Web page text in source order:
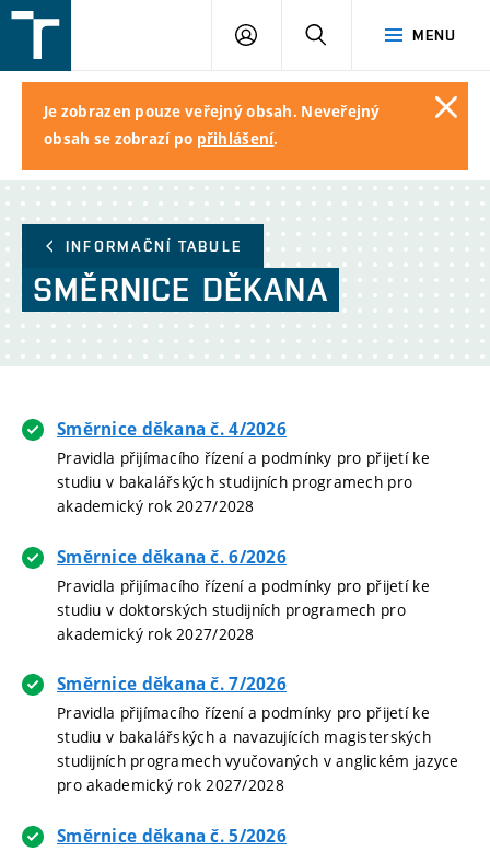
v
Brně
MENU
PŘIHLÁŠENÍ
Je zobrazen pouze veřejný obsah. Neveřejný
obsah se zobrazí po přihlášení.
INFORMAČNÍ TABULE
SMĚRNICE DĚKANA
Směrnice děkana č. 4/2026
Pravidla přijímacího řízení a podmínky pro přijetí ke
studiu v bakalářských studijních programech pro
akademický rok 2027/2028
Směrnice děkana č. 6/2026
Pravidla přijímacího řízení a podmínky pro přijetí ke
studiu v doktorských studijních programech pro
akademický rok 2027/2028
Směrnice děkana č. 7/2026
Pravidla přijímacího řízení a podmínky pro přijetí ke
studiu v bakalářských a navazujících magisterských
studijních programech vyučovaných v anglickém jazyce
pro akademický rok 2027/2028
Směrnice děkana č. 5/2026